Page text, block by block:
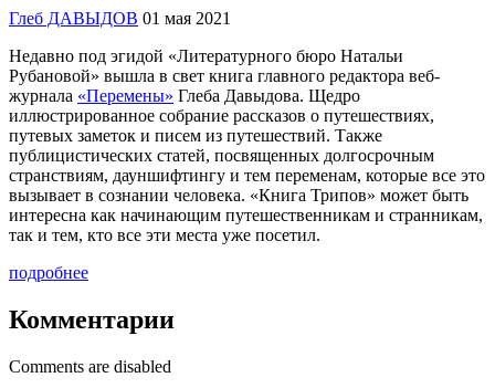
Глеб ДАВЫДОВ 01 мая 2021
Недавно под эгидой «Литературного бюро Натальи
Рубановой» вышла в свет книга главного редактора веб-
журнала «Перемены» Глеба Давыдова. Щедро
иллюстрированное собрание рассказов о путешествиях,
путевых заметок и писем из путешествий. Также
публицистических статей, посвященных долгосрочным
странствиям, дауншифтингу и тем переменам, которые все это
вызывает в сознании человека. «Книга Трипов» может быть
интересна как начинающим путешественникам и странникам,
так и тем, кто все эти места уже посетил.
подробнее
Комментарии
Comments are disabled